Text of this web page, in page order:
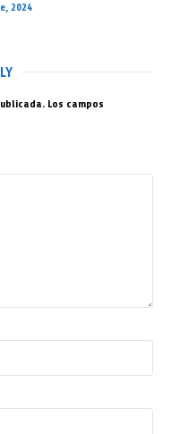
2024
Los campos